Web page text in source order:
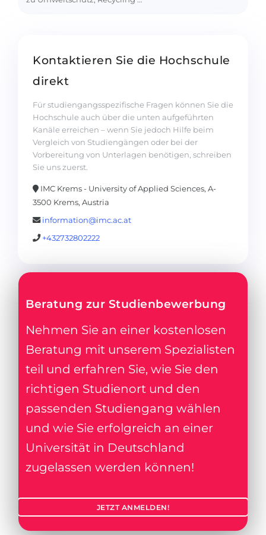
Kontaktieren Sie die Hochschule
direkt
Für studiengangsspezifische Fragen können Sie die
Hochschule auch über die unten aufgeführten
Kanäle erreichen – wenn Sie jedoch Hilfe beim
Vergleich von Studiengängen oder bei der
Vorbereitung von Unterlagen benötigen, schreiben
Sie uns zuerst.
IMC Krems - University of Applied Sciences, A-
3500 Krems, Austria
information@imc.ac.at
+432732802222
Beratung zur Studienbewerbung
Nehmen Sie an einer kostenlosen
Beratung mit unserem Spezialisten
teil und erfahren Sie, wie Sie den
richtigen Studienort und den
passenden Studiengang wählen
und wie Sie erfolgreich an einer
Universität in Deutschland
zugelassen werden können!
JETZT ANMELDEN!